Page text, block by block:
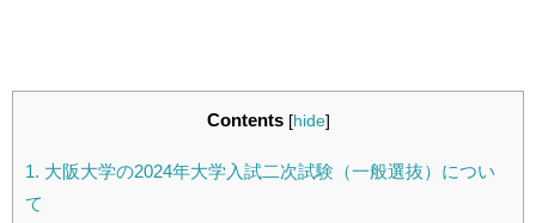
Contents [hide]
1. 大阪大学の2024年大学入試二次試験（一般選抜）につい
て